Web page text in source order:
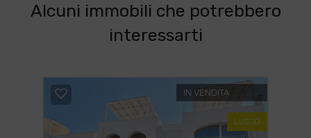
Alcuni immobili che potrebbero
interessarti
IN VENDITA
LUSSO